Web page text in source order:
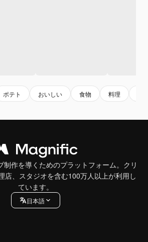
ポテト おいしい 食物 料理
制作を導くためのプラットフォーム。クリ
店、スタジオを含む100万人以上が利用し
ています。
日本語